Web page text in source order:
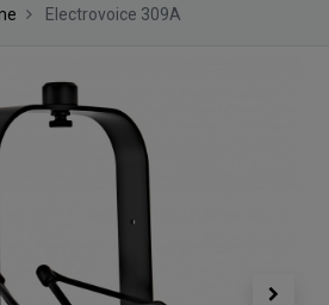
Electrovoice 309A